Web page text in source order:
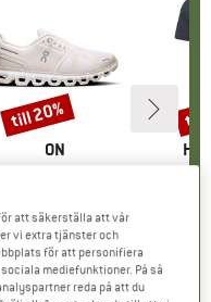
VARUMÄRKE
ON
Pris
€ Reducerat pris
från127,96 €
+9
4,7(48)
Rabatt
till 20%
Produkter
till
att säkerställa att vår
vi extra tjänster och
för att personifiera
mediefunktioner. På så
reda på att du